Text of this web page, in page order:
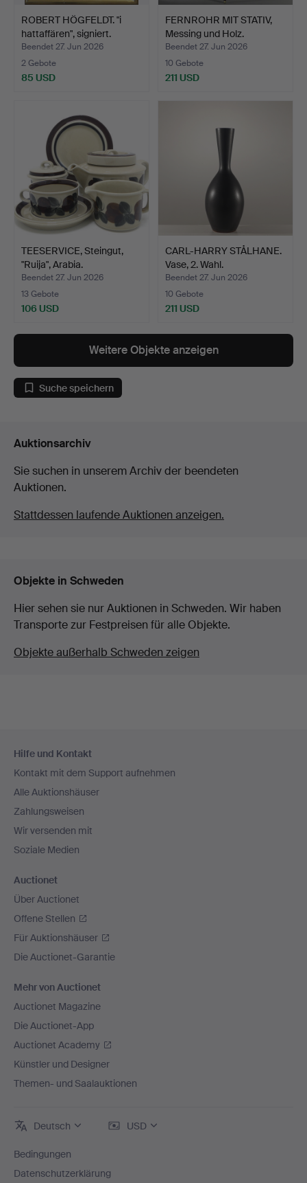
ROBERT HÖGFELDT. "i
hattaffären", signiert.
Beendet 27. Jun 2026
2 Gebote
85 USD
FERNROHR MIT STATIV,
Messing und Holz.
Beendet 27. Jun 2026
10 Gebote
211 USD
TEESERVICE, Steingut,
"Ruija", Arabia.
Beendet 27. Jun 2026
13 Gebote
106 USD
CARL-HARRY STÅLHANE.
Vase, 2. Wahl.
Beendet 27. Jun 2026
10 Gebote
211 USD
Weitere Objekte anzeigen
Suche speichern
Auktionsarchiv
Sie suchen in unserem Archiv der beendeten
Auktionen.
Stattdessen laufende Auktionen anzeigen.
Objekte in Schweden
Hier sehen sie nur Auktionen in Schweden. Wir haben
Transporte zur Festpreisen für alle Objekte.
Objekte außerhalb Schweden zeigen
Navigation
Hilfe und Kontakt
Kontakt mit dem Support aufnehmen
Alle Auktionshäuser
Zahlungsweisen
Wir versenden mit
Soziale Medien
Auctionet
Über Auctionet
Offene Stellen
Für Auktionshäuser
Die Auctionet-Garantie
Mehr von Auctionet
Auctionet Magazine
Die Auctionet-App
Auctionet Academy
Künstler und Designer
Themen- und Saalauktionen
Deutsch USD
Bedingungen
Datenschutzerklärung